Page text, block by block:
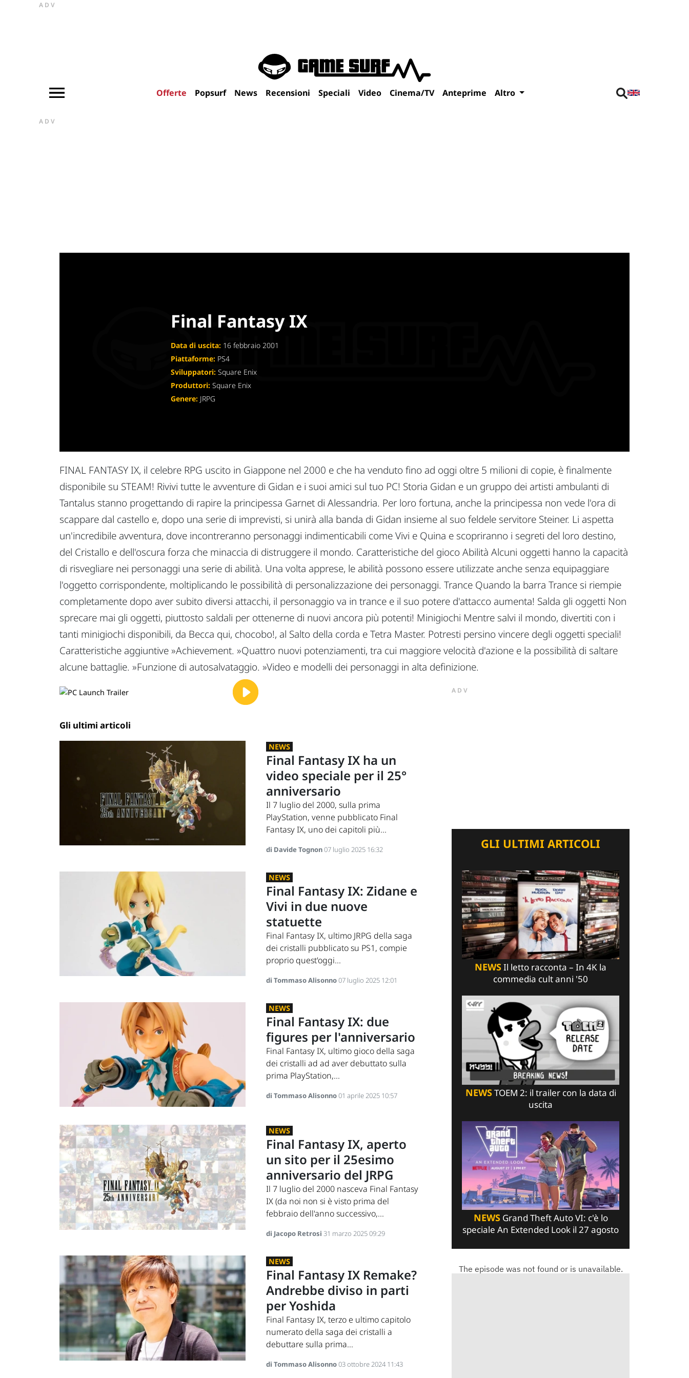
ADV
Offerte Popsurf News Recensioni Speciali Video Cinema/TV Anteprime Altro
ADV
Final Fantasy IX
Data di uscita: 16 febbraio 2001
Piattaforme: PS4
Sviluppatori: Square Enix
Produttori: Square Enix
Genere: JRPG
FINAL FANTASY IX, il celebre RPG uscito in Giappone nel 2000 e che ha venduto fino ad oggi oltre 5 milioni di copie, è finalmente
disponibile su STEAM! Rivivi tutte le avventure di Gidan e i suoi amici sul tuo PC! Storia Gidan e un gruppo dei artisti ambulanti di
Tantalus stanno progettando di rapire la principessa Garnet di Alessandria. Per loro fortuna, anche la principessa non vede l'ora di
scappare dal castello e, dopo una serie di imprevisti, si unirà alla banda di Gidan insieme al suo feldele servitore Steiner. Li aspetta
un'incredibile avventura, dove incontreranno personaggi indimenticabili come Vivi e Quina e scopriranno i segreti del loro destino,
del Cristallo e dell'oscura forza che minaccia di distruggere il mondo. Caratteristiche del gioco Abilità Alcuni oggetti hanno la capacità
di risvegliare nei personaggi una serie di abilità. Una volta apprese, le abilità possono essere utilizzate anche senza equipaggiare
l'oggetto corrispondente, moltiplicando le possibilità di personalizzazione dei personaggi. Trance Quando la barra Trance si riempie
completamente dopo aver subito diversi attacchi, il personaggio va in trance e il suo potere d'attacco aumenta! Salda gli oggetti Non
sprecare mai gli oggetti, piuttosto saldali per ottenerne di nuovi ancora più potenti! Minigiochi Mentre salvi il mondo, divertiti con i
tanti minigiochi disponibili, da Becca qui, chocobo!, al Salto della corda e Tetra Master. Potresti persino vincere degli oggetti speciali!
Caratteristiche aggiuntive »Achievement. »Quattro nuovi potenziamenti, tra cui maggiore velocità d'azione e la possibilità di saltare
alcune battaglie. »Funzione di autosalvataggio. »Video e modelli dei personaggi in alta definizione.
Gli ultimi articoli
NEWS
Final Fantasy IX ha un
video speciale per il 25°
anniversario
Il 7 luglio del 2000, sulla prima
PlayStation, venne pubblicato Final
Fantasy IX, uno dei capitoli più...
di Davide Tognon07 luglio 2025 16:32
NEWS
Final Fantasy IX: Zidane e
Vivi in due nuove
statuette
Final Fantasy IX, ultimo JRPG della saga
dei cristalli pubblicato su PS1, compie
proprio quest'oggi...
di Tommaso Alisonno07 luglio 2025 12:01
NEWS
Final Fantasy IX: due
figures per l'anniversario
Final Fantasy IX, ultimo gioco della saga
dei cristalli ad ad aver debuttato sulla
prima PlayStation,...
di Tommaso Alisonno01 aprile 2025 10:57
NEWS
Final Fantasy IX, aperto
un sito per il 25esimo
anniversario del JRPG
Il 7 luglio del 2000 nasceva Final Fantasy
IX (da noi non si è visto prima del
febbraio dell'anno successivo,...
di Jacopo Retrosi 31 marzo 2025 09:29
NEWS
Final Fantasy IX Remake?
Andrebbe diviso in parti
per Yoshida
Final Fantasy IX, terzo e ultimo capitolo
numerato della saga dei cristalli a
debuttare sulla prima...
di Tommaso Alisonno03 ottobre 2024 11:43
ADV
GLI ULTIMI ARTICOLI
NEWSIl letto racconta – In 4K la
commedia cult anni '50
NEWSTOEM 2: il trailer con la data di
uscita
NEWSGrand Theft Auto VI: c'è lo
speciale An Extended Look il 27 agosto